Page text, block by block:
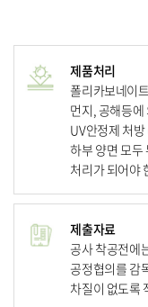
제품처리
폴리카보네이
먼지, 공해등에
UV안정제 처방
하부 양면 모두
처리가 되어야
제출자료
공사 착공전에
공정협의를 감
차질이 없도록